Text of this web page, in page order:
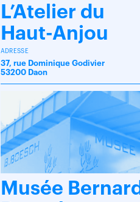
L’Atelier du
Haut-Anjou
ADRESSE
37, rue Dominique Godivier
53200 Daon
Musée Bernard